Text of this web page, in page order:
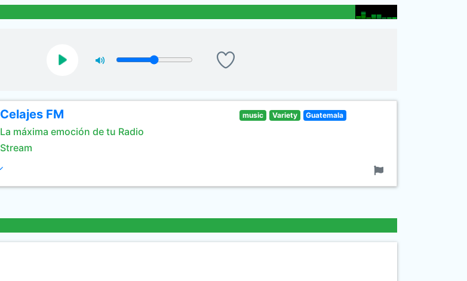
Celajes FM
La máxima emoción de tu Radio
Stream
music Variety Guatemala